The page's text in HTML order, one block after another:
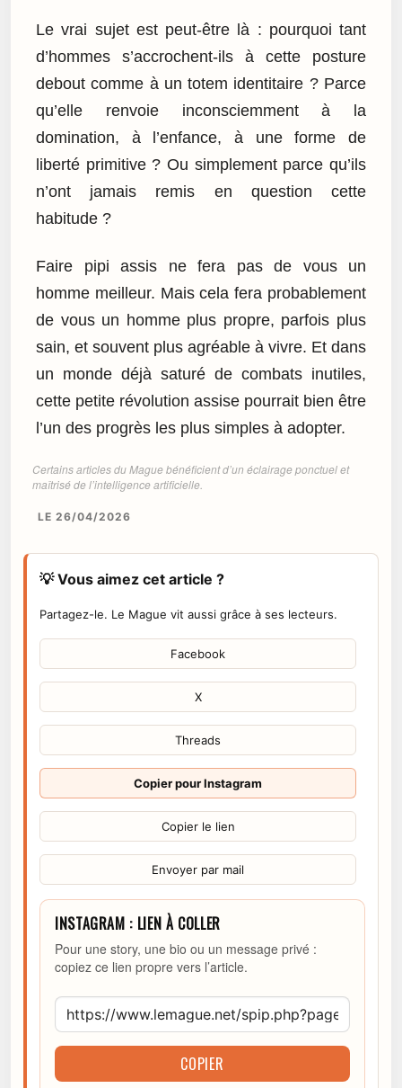
Le vrai sujet est peut-être là : pourquoi tant
d’hommes s’accrochent-ils à cette posture
debout comme à un totem identitaire ? Parce
qu’elle renvoie inconsciemment à la
domination, à l’enfance, à une forme de
liberté primitive ? Ou simplement parce qu’ils
n’ont jamais remis en question cette
habitude ?
Faire pipi assis ne fera pas de vous un
homme meilleur. Mais cela fera probablement
de vous un homme plus propre, parfois plus
sain, et souvent plus agréable à vivre. Et dans
un monde déjà saturé de combats inutiles,
cette petite révolution assise pourrait bien être
l’un des progrès les plus simples à adopter.
Certains articles du Mague bénéficient d’un éclairage ponctuel et
maîtrisé de l’intelligence artificielle.
LE 26/04/2026
💡 Vous aimez cet article ?
Partagez-le. Le Mague vit aussi grâce à ses lecteurs.
Facebook
X
Threads
Copier pour Instagram
Copier le lien
Envoyer par mail
INSTAGRAM : LIEN À COLLER
Pour une story, une bio ou un message privé :
copiez ce lien propre vers l’article.
COPIER